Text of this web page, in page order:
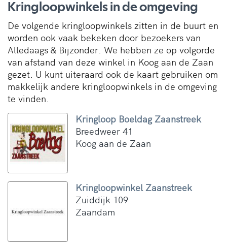
Kringloopwinkels in de omgeving
De volgende kringloopwinkels zitten in de buurt en
worden ook vaak bekeken door bezoekers van
Alledaags & Bijzonder. We hebben ze op volgorde
van afstand van deze winkel in Koog aan de Zaan
gezet. U kunt uiteraard ook de kaart gebruiken om
makkelijk andere kringloopwinkels in de omgeving
te vinden.
Kringloop Boeldag Zaanstreek
Breedweer 41
Koog aan de Zaan
Kringloopwinkel Zaanstreek
Zuiddijk 109
Zaandam